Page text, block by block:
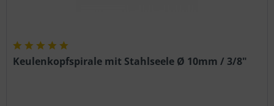
Keulenkopfspirale mit Stahlseele Ø 10mm / 3/8"